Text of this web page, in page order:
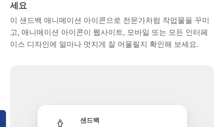
세요
이 샌드백 애니메이션 아이콘으로 전문가처럼 작업물을 꾸미
고, 애니메이션 아이콘이 웹사이트, 모바일 또는 모든 인터페
이스 디자인에 얼마나 멋지게 잘 어울릴지 확인해 보세요.
샌드백